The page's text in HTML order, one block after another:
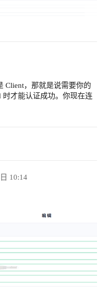
Client，那就是说需要你的
时才能认证成功。你现在连
10:14